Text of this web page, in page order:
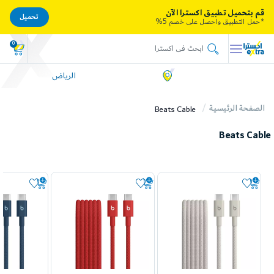
0
الرياض
الصفحة الرئيسية Beats Cable
Beats Cable
قم بتحميل تطبيق اكسترا الآن
*حمل التطبيق واحصل على خصم 5%
تحميل